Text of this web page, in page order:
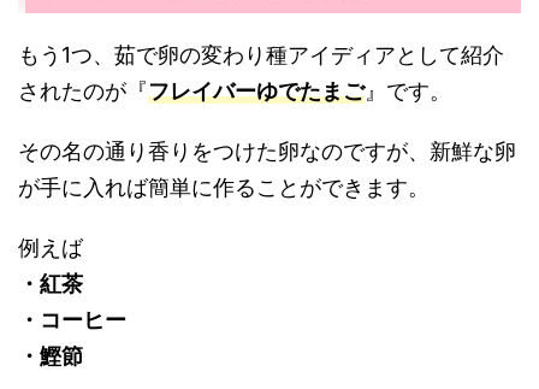
もう1つ、茹で卵の変わり種アイディアとして紹介
されたのが『フレイバーゆでたまご』です。
その名の通り香りをつけた卵なのですが、新鮮な卵
が手に入れば簡単に作ることができます。
例えば
・紅茶
・コーヒー
・鰹節